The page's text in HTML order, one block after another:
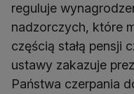
reguluje
nadzorczych, które
częścią stałą pensji
ustawy zakazuje
Państwa czerpania